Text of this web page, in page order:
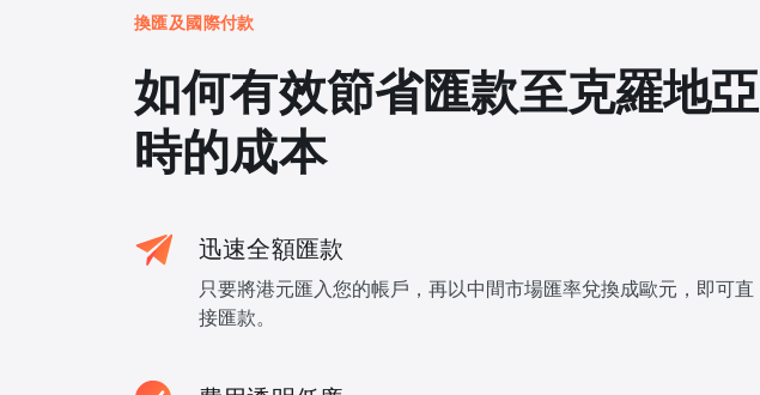
換匯及國際付款
如何有效節省匯款至克羅地亞
時的成本
迅速全額匯款
只要將港元匯入您的帳戶，再以中間市場匯率兌換成歐元，即可直
接匯款。